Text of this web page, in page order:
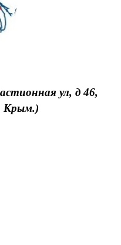
ул, д 46,
Крым.)